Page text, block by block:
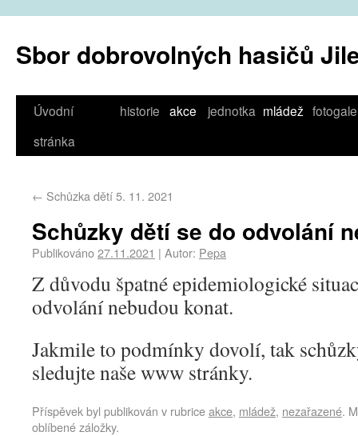
Sbor dobrovolných hasičů
Úvodní
stránka
historie akce jednotka mládež
← Schůzka dětí 5. 11. 2021
Schůzky dětí se do odvolání
Publikováno27.11.2021 | Autor: Pepa
Z důvodu špatné epidemiologické
odvolání nebudou konat.
Jakmile to podmínky dovolí, tak
sledujte naše www stránky.
Příspěvek byl publikován v rubriceakce, mládež, nezařazené.
oblíbené záložky.